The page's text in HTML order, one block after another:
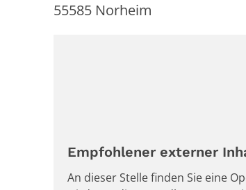
55585 Norheim
Empfohlener externer
An dieser Stelle finden Sie eine